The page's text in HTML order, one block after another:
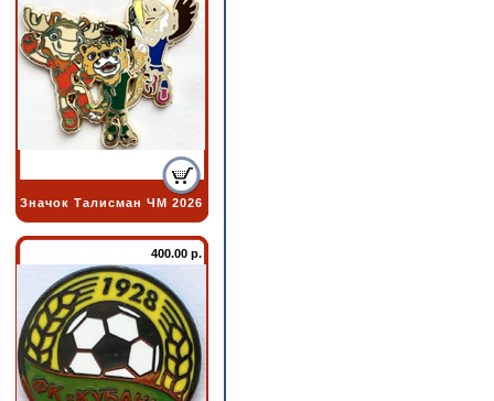
Значок Талисман ЧМ 2026
400.00 р.